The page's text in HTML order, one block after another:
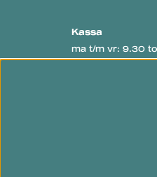
Kassa
ma t/m vr: 9.30